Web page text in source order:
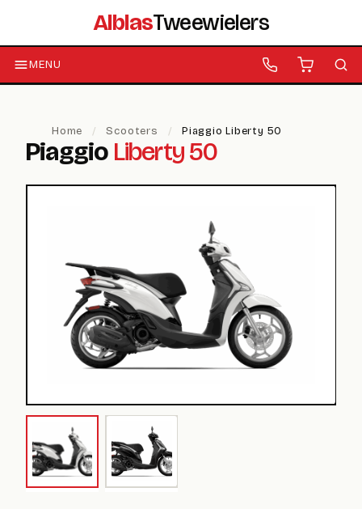
AlblasTweewielers
MENU
Home / Scooters / Piaggio Liberty 50
Piaggio Liberty 50